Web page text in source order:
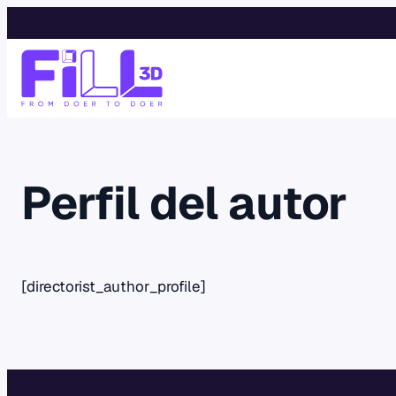
al
contenido
Perfil del autor
[directorist_author_profile]